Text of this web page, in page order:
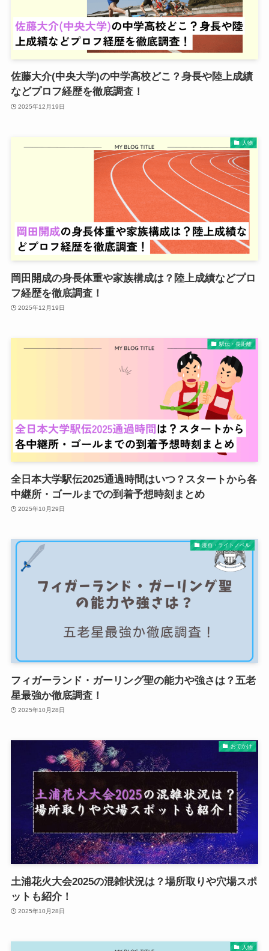
佐藤大介(中央大学)の中学高校どこ？身長や陸上成績
などプロフ経歴を徹底調査！
2025年12月19日
人物
岡田開成の身長体重や家族構成は？陸上成績などプロ
フ経歴を徹底調査！
2025年12月19日
駅伝・長距離
全日本大学駅伝2025通過時間はいつ？スタートから各
中継所・ゴールまでの到着予想時刻まとめ
2025年10月29日
漫画・ライトノベル
フィガーランド・ガーリング聖の能力や強さは？五老
星最強か徹底調査！
2025年10月28日
おでかけ
土浦花火大会2025の混雑状況は？場所取りや穴場スポ
ットも紹介！
2025年10月28日
人物